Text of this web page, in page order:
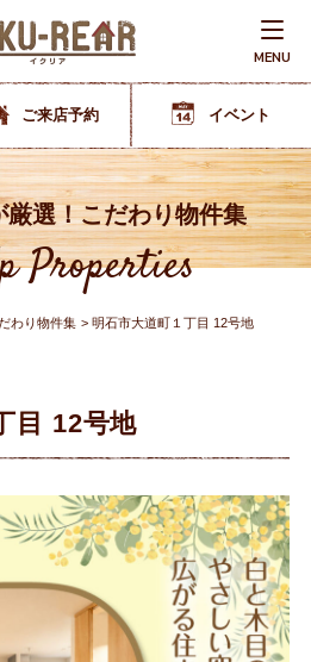
MENU
ご来店予約 イベント
厳選！こだわり物件集
Properties
わり物件集 明石市大道町１丁目 12号地
目 12号地